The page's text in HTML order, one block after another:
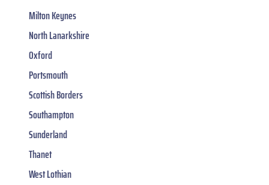
Milton Keynes
North Lanarkshire
Oxford
Portsmouth
Scottish Borders
Southampton
Sunderland
Thanet
West Lothian